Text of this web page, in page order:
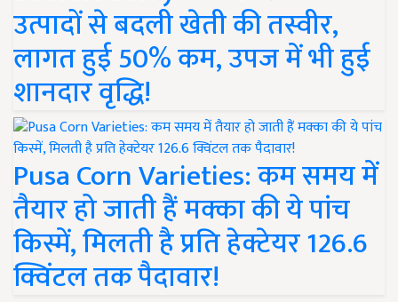
उत्पादों से बदली खेती की तस्वीर,
लागत हुई 50% कम, उपज में भी हुई
शानदार वृद्धि!
Pusa Corn Varieties: कम समय में
तैयार हो जाती हैं मक्का की ये पांच
किस्में, मिलती है प्रति हेक्टेयर 126.6
क्विंटल तक पैदावार!